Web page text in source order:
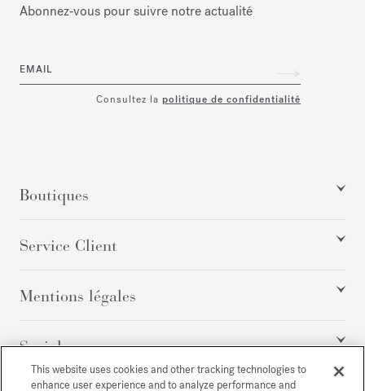
Abonnez‑vous pour suivre notre actualité
EMAIL
Consultez la politique de confidentialité
Boutiques
Service Client
Mentions légales
Social
This website uses cookies and other tracking technologies to
enhance user experience and to analyze performance and